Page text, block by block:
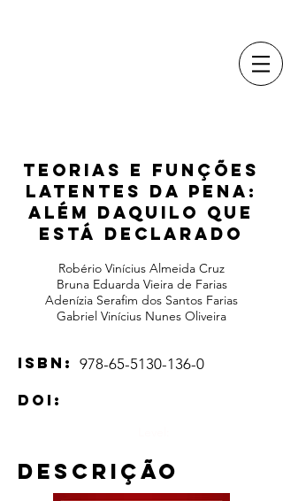
TEORIAS E FUNÇÕES
LATENTES DA PENA:
ALÉM DAQUILO QUE
ESTÁ DECLARADO
Robério Vinícius Almeida Cruz
Bruna Eduarda Vieira de Farias
Adenízia Serafim dos Santos Farias
Gabriel Vinícius Nunes Oliveira
978-65-5130-136-0
ISBN:
DOI:
Descrição